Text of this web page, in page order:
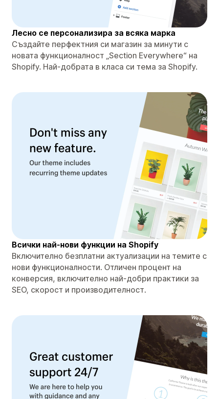
Лесно се персонализира за всяка марка
Създайте перфектния си магазин за минути с
новата функционалност „Section Everywhere“ на
Shopify. Най-добрата в класа си тема за Shopify.
Всички най-нови функции на Shopify
Включително безплатни актуализации на темите с
нови функционалности. Отличен процент на
конверсия, включително най-добри практики за
SEO, скорост и производителност.